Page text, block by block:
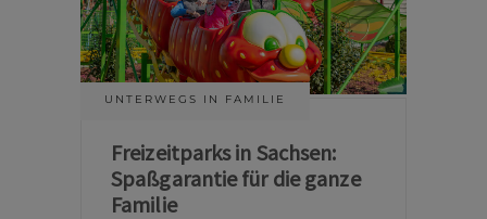
UNTERWEGS IN FAMILIE
Freizeitparks in Sachsen:
Spaßgarantie für die ganze
Familie